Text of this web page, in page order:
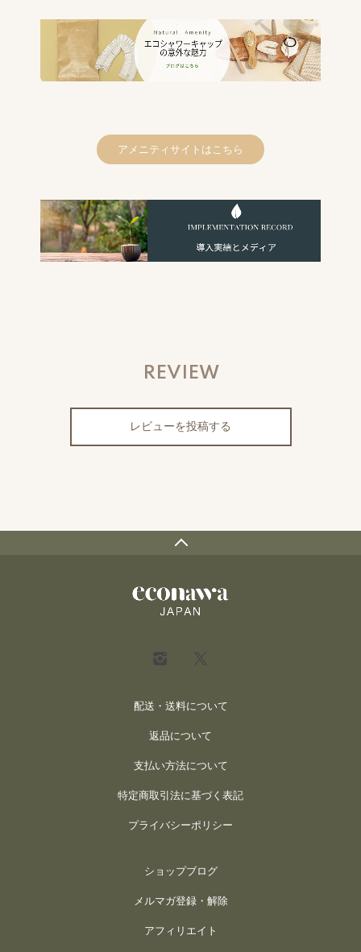
アメニティサイトはこちら
REVIEW
レビューを投稿する
配送・送料について
返品について
支払い方法について
特定商取引法に基づく表記
プライバシーポリシー
ショップブログ
メルマガ登録・解除
アフィリエイト